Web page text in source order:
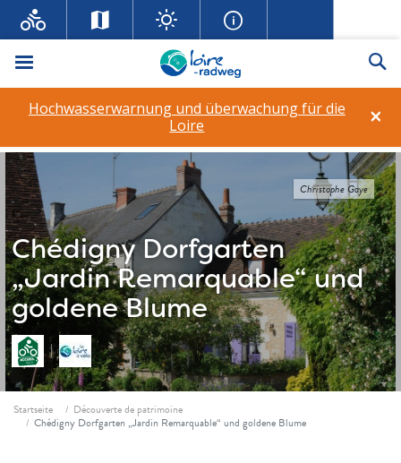
Menü
×
Hochwasserwarnung und überwachung für die
Loire
Chédigny Dorfgarten
„Jardin Remarquable“ und
goldene Blume
Christophe Gaye
Fil d'ariane
Startseite
Découverte de patrimoine
Chédigny Dorfgarten „Jardin Remarquable“ und goldene Blume